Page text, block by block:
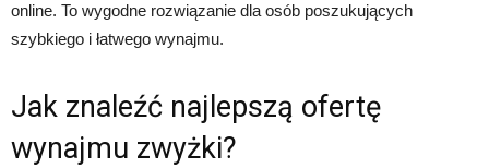
online. To wygodne rozwiązanie dla osób poszukujących
szybkiego i łatwego wynajmu.
Jak znaleźć najlepszą ofertę
wynajmu zwyżki?